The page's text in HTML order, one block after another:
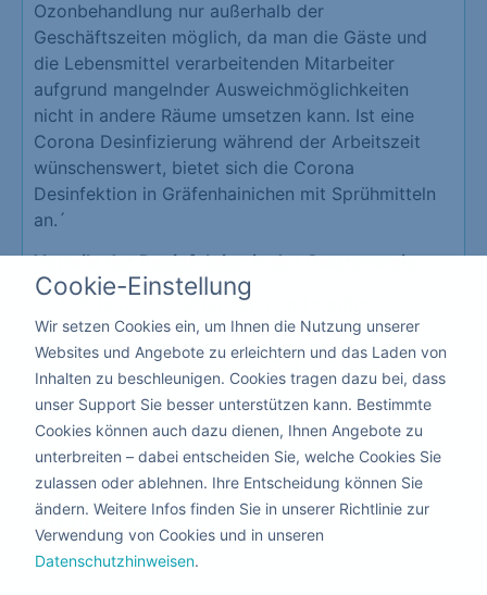
Ozonbehandlung nur außerhalb der
Geschäftszeiten möglich, da man die Gäste und
die Lebensmittel verarbeitenden Mitarbeiter
aufgrund mangelnder Ausweichmöglichkeiten
nicht in andere Räume umsetzen kann. Ist eine
Corona Desinfizierung während der Arbeitszeit
wünschenswert, bietet sich die Corona
Desinfektion in Gräfenhainichen mit Sprühmitteln
an.´
Vorteile der Desinfektion in der Gastronomie
Schutz Ihrer Mitarbeiter und Kunden
Erzeugt eine hohe Vertrauensbasis
Schützt vor der Schließung Ihrer
Gastronomie
Da hier keiner die Räumlichkeiten verlassen muss,
kann die Corona Desinfizierung mit giftfreien
flüssigen Mitteln nebenbei durchgeführt werden.
Kita & Schule
Cookie-Einstellung
Wir setzen Cookies ein, um Ihnen die Nutzung unserer
Websites und Angebote zu erleichtern und das Laden von
Inhalten zu beschleunigen. Cookies tragen dazu bei, dass
unser Support Sie besser unterstützen kann. Bestimmte
Cookies können auch dazu dienen, Ihnen Angebote zu
unterbreiten – dabei entscheiden Sie, welche Cookies Sie
zulassen oder ablehnen. Ihre Entscheidung können Sie
ändern. Weitere Infos finden Sie in unserer Richtlinie zur
Verwendung von Cookies und in unseren
Datenschutzhinweisen.